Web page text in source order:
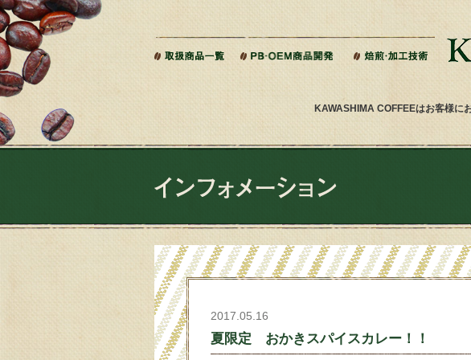
KAWASHIMA COFFEEはお客様に
2017.05.16
夏限定 おかきスパイスカレー！！